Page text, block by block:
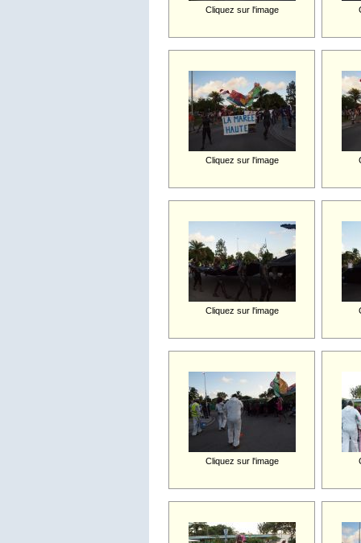
Cliquez sur l'image
Cliquez sur l'image
Cliquez sur l'image
Cliquez sur l'image